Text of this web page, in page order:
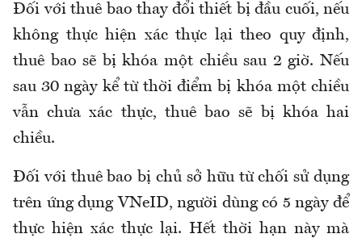
Đối với thuê bao thay đổi thiết bị đầu cuối, nếu
không thực hiện xác thực lại theo quy định,
thuê bao sẽ bị khóa một chiều sau 2 giờ. Nếu
sau 30 ngày kể từ thời điểm bị khóa một chiều
vẫn chưa xác thực, thuê bao sẽ bị khóa hai
chiều.
Đối với thuê bao bị chủ sở hữu từ chối sử dụng
trên ứng dụng VNeID, người dùng có 5 ngày để
thực hiện xác thực lại. Hết thời hạn này mà